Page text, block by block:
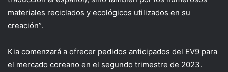
materiales reciclados y ecológicos utilizados en su
creación”.
Kia comenzará a ofrecer pedidos anticipados del EV9 para
el mercado coreano en el segundo trimestre de 2023.